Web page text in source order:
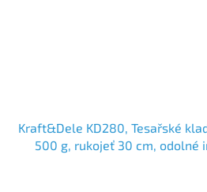
Kraft&Dele KD280, Tesařské
500 g, rukojeť 30 cm, odolné